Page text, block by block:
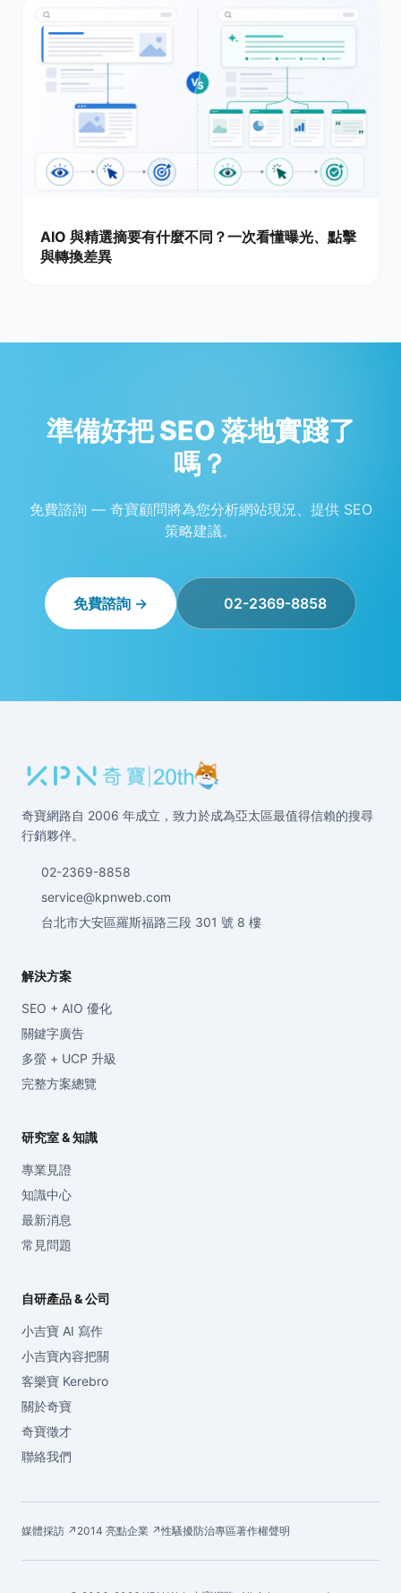
AIO 與精選摘要有什麼不同？一次看懂曝光、點擊
與轉換差異
準備好把 SEO 落地實踐了
嗎？
免費諮詢 — 奇寶顧問將為您分析網站現況、提供 SEO
策略建議。
免費諮詢 → 02-2369-8858
奇寶網路自 2006 年成立，致力於成為亞太區最值得信賴的搜尋
行銷夥伴。
02-2369-8858
service@kpnweb.com
台北市大安區羅斯福路三段 301 號 8 樓
解決方案
SEO + AIO 優化
關鍵字廣告
多螢 + UCP 升級
完整方案總覽
研究室 & 知識
專業見證
知識中心
最新消息
常見問題
自研產品 & 公司
小吉寶 AI 寫作
小吉寶內容把關
客樂寶 Kerebro
關於奇寶
奇寶徵才
聯絡我們
媒體採訪 ↗ 2014 亮點企業 ↗性騷擾防治專區著作權聲明